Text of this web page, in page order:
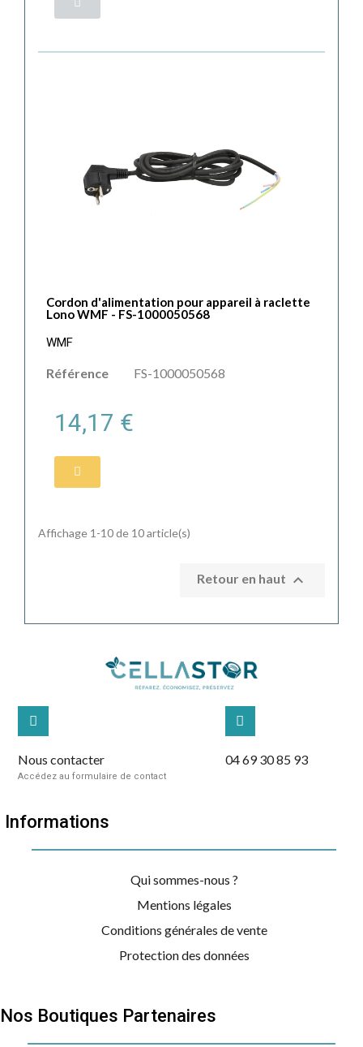
Cordon d'alimentation pour appareil à raclette
Lono WMF - FS-1000050568
WMF
Référence FS-1000050568
14,17 €
Affichage 1-10 de 10 article(s)
Retour en haut 
Nous contacter
Accédez au formulaire de contact
04 69 30 85 93
Informations
Qui sommes-nous ?
Mentions légales
Conditions générales de vente
Protection des données
Nos Boutiques Partenaires